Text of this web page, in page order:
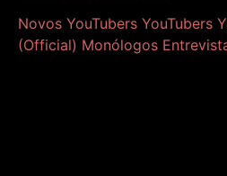
Novos YouTubers YouTubers
(Official) Monólogos